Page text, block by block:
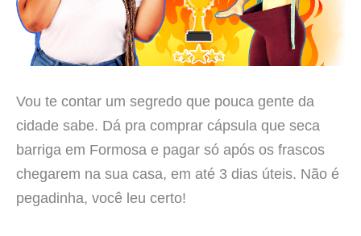
Vou te contar um segredo que pouca gente da
cidade sabe. Dá pra comprar cápsula que seca
barriga em Formosa e pagar só após os frascos
chegarem na sua casa, em até 3 dias úteis. Não é
pegadinha, você leu certo!